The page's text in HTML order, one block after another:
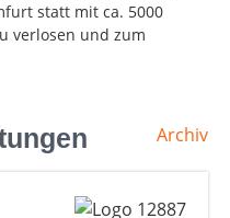
statt mit ca. 5000
verlosen und zum
Archiv